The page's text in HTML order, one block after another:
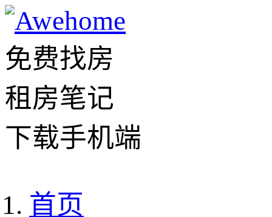
免费找房
租房笔记
下载手机端
首页